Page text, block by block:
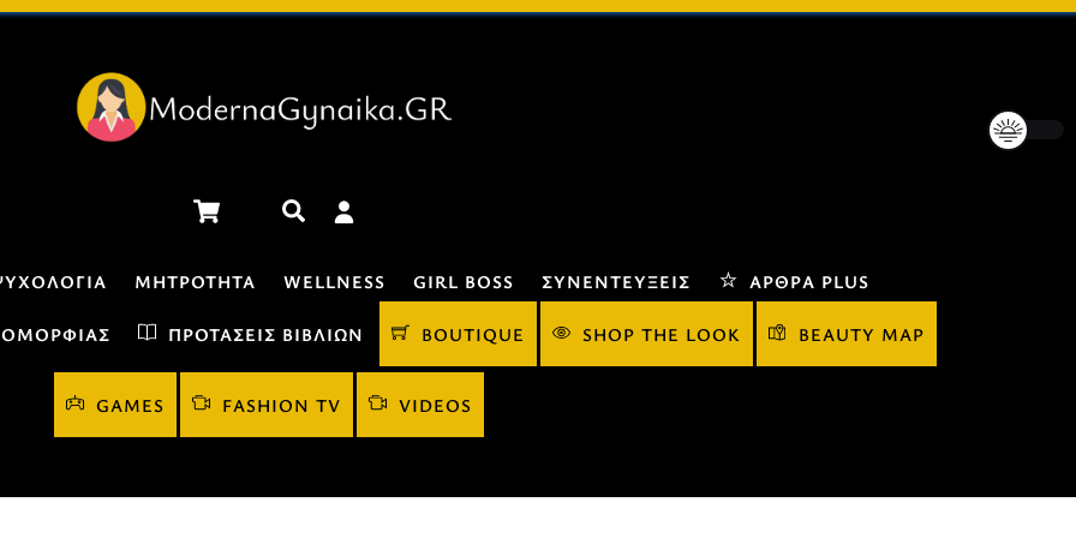
Cart Αναζήτηση
ΜΗΤΡΌΤΗΤΑ WELLNESS GIRL BOSS ΣΥΝΕΝΤΕΎΞΕΙΣ ΆΡΘΡΑ PLUS
ΟΜΟΡΦΙΆΣ ΠΡΟΤΆΣΕΙΣ ΒΙΒΛΊΩΝ BOUTIQUE SHOP THE LOOK BEAUTY MAP
GAMES FASHION TV VIDEOS